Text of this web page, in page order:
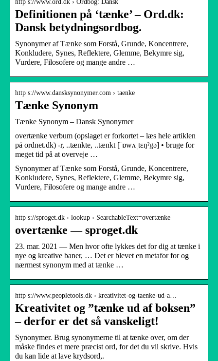
http s://www.ord.dk › Ordbog: Dansk
Definitionen på ‘tænke’ – Ord.dk:
Dansk betydningsordbog.
Synonymer af Tænke som Forstå, Grunde, Koncentrere,
Konkludere, Synes, Reflektere, Glemme, Bekymre sig,
Vurdere, Filosofere og mange andre …
http s://www.dansksynonymer.com › taenke
Tænke Synonym
Tænke Synonym – Dansk Synonymer
overtænke verbum (opslaget er forkortet – læs hele artiklen
på ordnet.dk) -r, ..tænkte, ..tænkt [ˈɒwʌˌtεŋˀgə] • bruge for
meget tid på at overveje …
Synonymer af Tænke som Forstå, Grunde, Koncentrere,
Konkludere, Synes, Reflektere, Glemme, Bekymre sig,
Vurdere, Filosofere og mange andre …
http s://sproget.dk › lookup › SearchableText=overtænke
overtænke — sproget.dk
23. mar. 2021 — Men hvor ofte lykkes det for dig at tænke i
nye og kreative baner, … Det er blevet en metafor for og
nærmest synonym med at tænke …
http s://www.peopletools.dk › kreativitet-og-taenke-ud-a…
Kreativitet og ”tænke ud af boksen”
– derfor er det så vanskeligt!
Synonymer. Brug synonymerne til at tænke over, om der
måske findes et mere præcist ord, for det du vil skrive. Hvis
du kan lide at lave krydsord,.